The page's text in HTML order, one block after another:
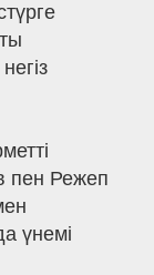
пен Режеп
үнемі